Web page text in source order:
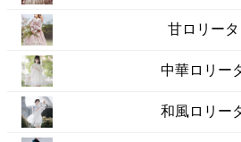
甘ロリータ
中華ロリー
和風ロリー